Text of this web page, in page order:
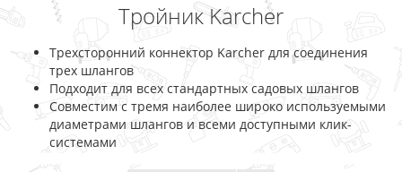
Тройник Karcher
Трехсторонний коннектор Karcher для соединения
трех шлангов
Подходит для всех стандартных садовых шлангов
Совместим с тремя наиболее широко используемыми
диаметрами шлангов и всеми доступными клик-
системами